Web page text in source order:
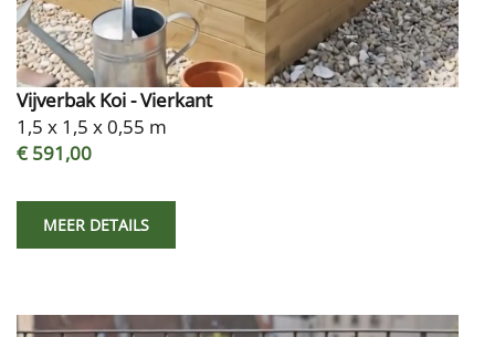
Vijverbak Koi - Vierkant
1,5 x 1,5 x 0,55 m
€ 591,00
MEER DETAILS